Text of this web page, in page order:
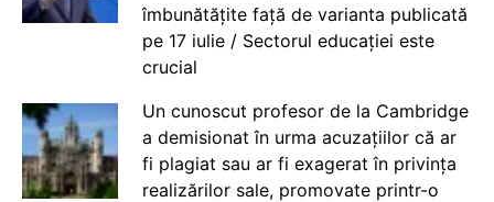
îmbunătățite față de varianta publicată
pe 17 iulie / Sectorul educației este
crucial
Un cunoscut profesor de la Cambridge
a demisionat în urma acuzațiilor că ar
fi plagiat sau ar fi exagerat în privința
realizărilor sale, promovate printr-o